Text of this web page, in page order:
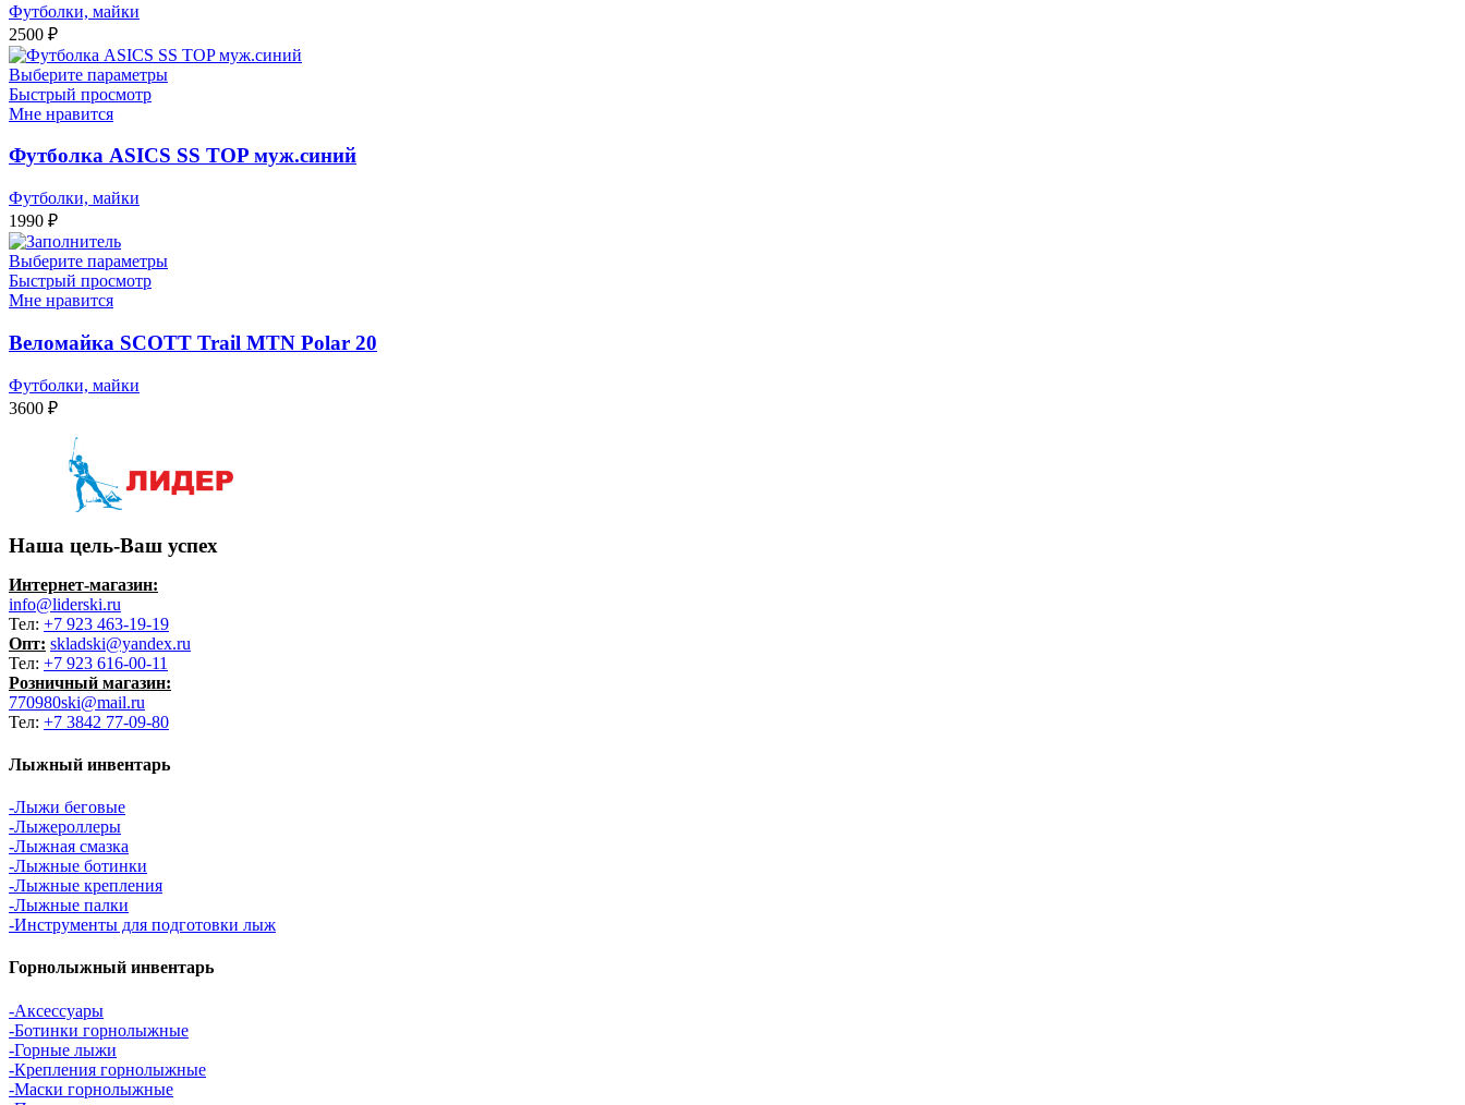
Футболки, майки
2500 ₽
Выберите параметры
Быстрый просмотр
Мне нравится
Футболка ASICS SS TOP муж.синий
Футболки, майки
1990 ₽
Выберите параметры
Быстрый просмотр
Мне нравится
Веломайка SСOTT Trail MTN Polar 20
Футболки, майки
3600 ₽
Наша цель-Ваш успех
Интернет-магазин:
info@liderski.ru
Тел: +7 923 463-19-19
Опт: skladski@yandex.ru
Тел: +7 923 616-00-11
Розничный магазин:
770980ski@mail.ru
Тел: +7 3842 77-09-80
Лыжный инвентарь
-Лыжи беговые
-Лыжероллеры
-Лыжная смазка
-Лыжные ботинки
-Лыжные крепления
-Лыжные палки
-Инструменты для подготовки лыж
Горнолыжный инвентарь
-Аксессуары
-Ботинки горнолыжные
-Горные лыжи
-Крепления горнолыжные
-Маски горнолыжные